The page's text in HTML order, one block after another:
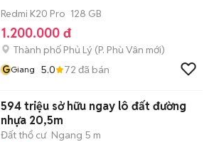
Redmi K20 Pro 128 GB
1.200.000 đ
Thành phố Phủ Lý (P. Phù Vân mới)
GGiang 5.0 72 đã bán
594 triệu sở hữu ngay lô đất đường
nhựa 20,5m
Đất thổ cư Ngang 5 m